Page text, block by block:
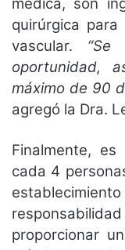
quirúrgica
vascular.
oportunidad,
máximo de 90
agregó la Dra.
Finalmente,
cada 4
proporcionar